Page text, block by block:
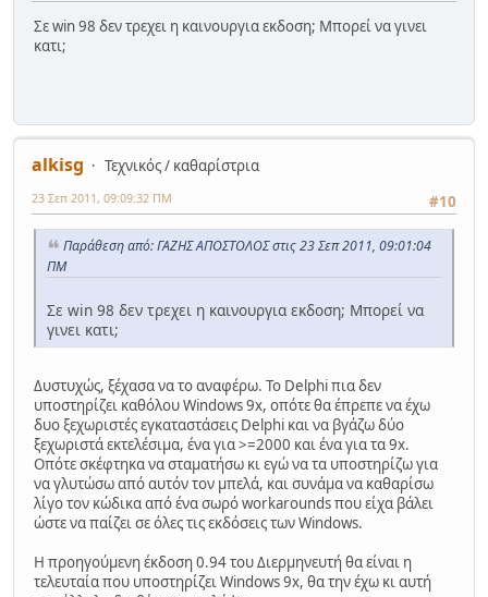
Σε win 98 δεν τρεχει η καινουργια εκδοση; Μπορεί να γινει
κατι;
alkisg
Τεχνικός / καθαρίστρια
#10
23 Σεπ 2011, 09:09:32 ΠΜ
Παράθεση από: ΓΑΖΗΣ ΑΠΟΣΤΟΛΟΣ στις 23 Σεπ 2011, 09:01:04
ΠΜ
Σε win 98 δεν τρεχει η καινουργια εκδοση; Μπορεί να
γινει κατι;
Δυστυχώς, ξέχασα να το αναφέρω. Το Delphi πια δεν
υποστηρίζει καθόλου Windows 9x, οπότε θα έπρεπε να έχω
δυο ξεχωριστές εγκαταστάσεις Delphi και να βγάζω δύο
ξεχωριστά εκτελέσιμα, ένα για >=2000 και ένα για τα 9x.
Οπότε σκέφτηκα να σταματήσω κι εγώ να τα υποστηρίζω για
να γλυτώσω από αυτόν τον μπελά, και συνάμα να καθαρίσω
λίγο τον κώδικα από ένα σωρό workarounds που είχα βάλει
ώστε να παίζει σε όλες τις εκδόσεις των Windows.
Η προηγούμενη έκδοση 0.94 του Διερμηνευτή θα είναι η
τελευταία που υποστηρίζει Windows 9x, θα την έχω κι αυτή